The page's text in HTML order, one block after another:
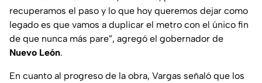
recuperamos el paso y lo que hoy queremos dejar como
legado es que vamos a duplicar el metro con el único fin
de que nunca más pare”, agregó el gobernador de
Nuevo León.
En cuanto al progreso de la obra, Vargas señaló que los